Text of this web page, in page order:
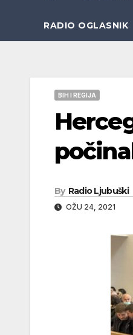
RADIO OGLASNIK
BIH I REGIJA
By Radio Ljubuški
OŽU 24, 2021